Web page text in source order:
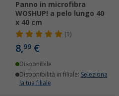
Panno in microfibra
WOSHUP! a pelo lungo 40
x 40 cm
(1)
8,99 €
Disponibile
Disponibilità in filiale: Seleziona
la tua filiale